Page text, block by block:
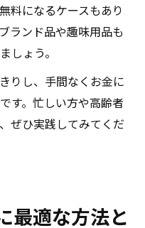
料になるケースもあり
ランド品や趣味用品も
しょう。
りし、手間なくお金に
す。忙しい方や高齢者
ぜひ実践してみてくだ
最適な方法と